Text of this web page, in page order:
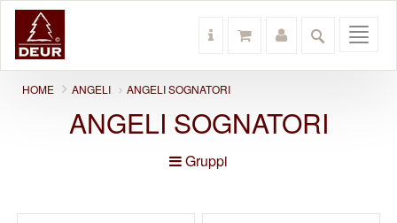
HOME ANGELI ANGELI SOGNATORI
ANGELI SOGNATORI
Gruppi